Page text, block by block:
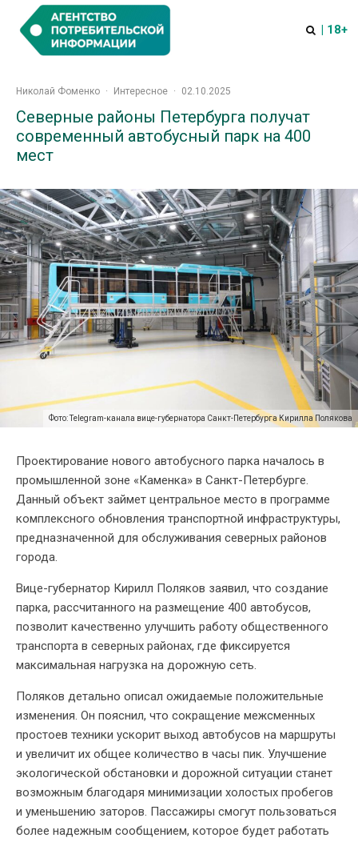
| 18+
Николай Фоменко · Интересное · 02.10.2025
Северные районы Петербурга получат
современный автобусный парк на 400
мест
Фото: Telegram-канала вице-губернатора Санкт-Петербурга Кирилла Полякова
Проектирование нового автобусного парка началось в
промышленной зоне «Каменка» в Санкт-Петербурге.
Данный объект займет центральное место в программе
комплексного обновления транспортной инфраструктуры,
предназначенной для обслуживания северных районов
города.
Вице-губернатор Кирилл Поляков заявил, что создание
парка, рассчитанного на размещение 400 автобусов,
позволит качественно улучшить работу общественного
транспорта в северных районах, где фиксируется
максимальная нагрузка на дорожную сеть.
Поляков детально описал ожидаемые положительные
изменения. Он пояснил, что сокращение межсменных
простоев техники ускорит выход автобусов на маршруты
и увеличит их общее количество в часы пик. Улучшение
экологической обстановки и дорожной ситуации станет
возможным благодаря минимизации холостых пробегов
и уменьшению заторов. Пассажиры смогут пользоваться
более надежным сообщением, которое будет работать